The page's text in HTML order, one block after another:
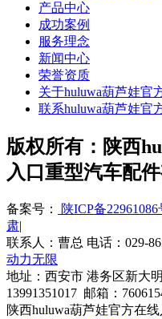
产品中心
成功案例
服务理念
新闻中心
荣誉资质
关于huluwa葫芦娃官
联系huluwa葫芦娃官
版权所有：陕
入口重型汽车配
备案号： 陕ICP备22961086
肃|
联系人：曹总 电话：
动力无限
地址：西安市 港务区新大
13991351017 邮箱：
陕西huluwa葫芦娃官方在